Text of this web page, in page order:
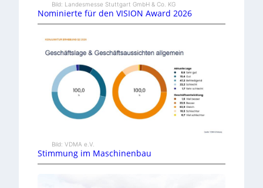
Bild: Landesmesse Stuttgart GmbH & Co. KG
Nominierte für den VISION Award 2026
Bild: VDMA e.V.
Stimmung im Maschinenbau